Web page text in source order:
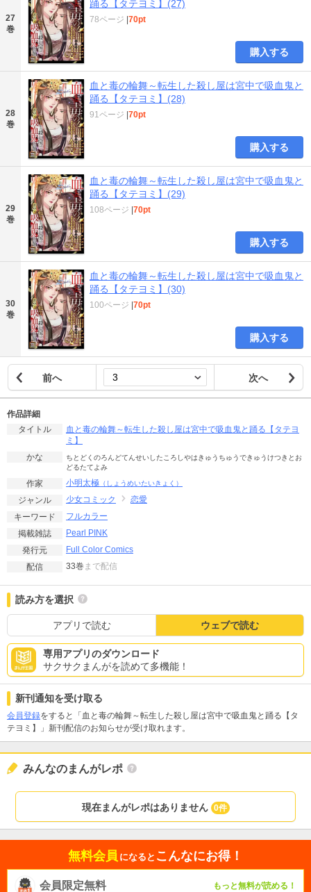
27
巻
踊る【タテヨミ】(27)
78ページ 70pt
購入する
28
巻
血と毒の輪舞～転生した殺し屋は宮中で吸血鬼と
踊る【タテヨミ】(28)
91ページ 70pt
購入する
29
巻
血と毒の輪舞～転生した殺し屋は宮中で吸血鬼と
踊る【タテヨミ】(29)
108ページ 70pt
購入する
30
巻
血と毒の輪舞～転生した殺し屋は宮中で吸血鬼と
踊る【タテヨミ】(30)
100ページ 70pt
購入する
前へ 次へ
作品詳細
タイトル
血と毒の輪舞～転生した殺し屋は宮中で吸血鬼と踊る【タテヨ
ミ】
かな
ちとどくのろんどてんせいしたころしやはきゅうちゅうできゅうけつきとお
どるたてよみ
作家 小明太極 （しょうめいたいきょく）
ジャンル 少女コミック
恋愛
キーワード
フルカラー
掲載雑誌
Pearl PINK
発行元
Full Color Comics
配信
33巻 まで配信
読み方を選択
アプリで読む ウェブで読む
専用アプリのダウンロード
サクサクまんがを読めて多機能！
新刊通知を受け取る
会員登録をすると「血と毒の輪舞～転生した殺し屋は宮中で吸血鬼と踊る【タ
テヨミ】」新刊配信のお知らせが受け取れます。
みんなのまんがレポ
現在まんがレポはありません 0件
無料会員 になると こんなにお得！
会員限定無料 もっと無料が読める！